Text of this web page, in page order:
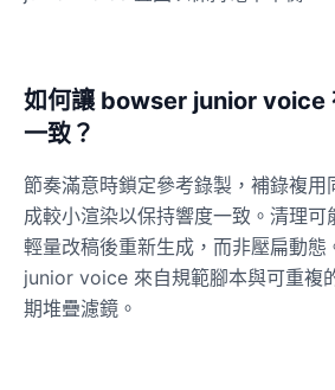
如何讓 bowser junior voice
一致？
節奏滿意時鎖定參考錄製，補錄複用
成較小渲染以保持響度一致。清理可
輕量改稿後重新生成，而非壓扁動
junior voice 來自規範腳本與可重複
期堆疊濾鏡。